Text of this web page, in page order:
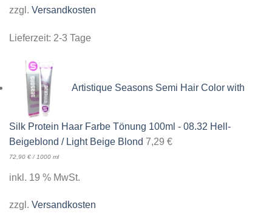
zzgl. Versandkosten
Lieferzeit: 2-3 Tage
Artistique Seasons Semi Hair Color with
Silk Protein Haar Farbe Tönung 100ml - 08.32 Hell-
Beigeblond / Light Beige Blond 7,29 €
72,90 € / 1000 ml
inkl. 19 % MwSt.
zzgl. Versandkosten